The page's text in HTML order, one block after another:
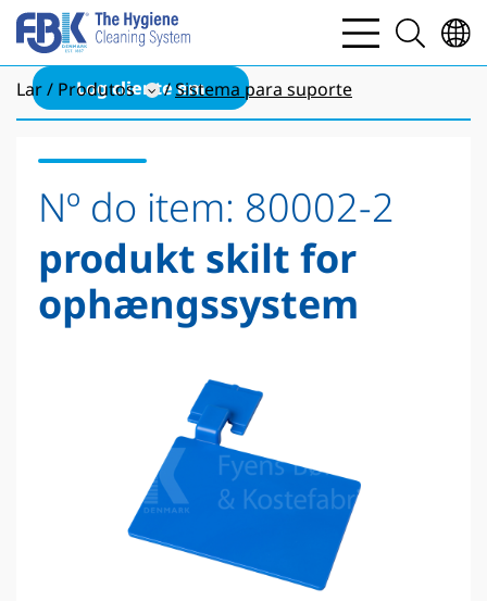
bars
light
search
light
Log cliente em
Lar Produtos Sistema para suporte
Nº do item: 80002-2
produkt skilt for
ophængssystem